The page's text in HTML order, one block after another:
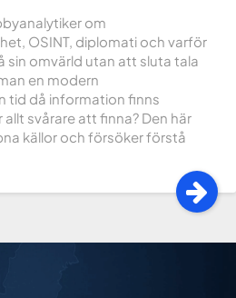
om
OSINT, diplomati och varför
sin omvärld utan att sluta tala
en modern
tid då information finns
svårare att finna? Den här
källor och försöker förstå